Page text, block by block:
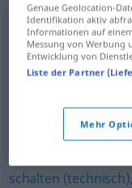
ausgeben,
(Hauptform),
(Rechnung),
schalten (technisch),
Genaue Geolocation-
Identifikation aktiv
Informationen auf
Messung von Werbung
Entwicklung von
Liste der Partner
Mehr